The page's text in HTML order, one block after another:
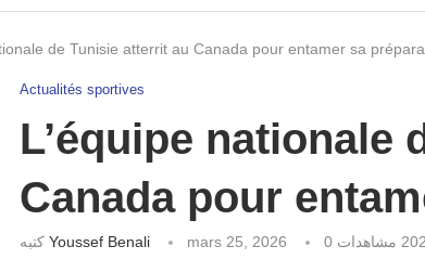
de Tunisie atterrit au Canada pour entamer sa
Actualités sportives
L’équipe nationale
Canada pour
كتبه Youssef Benali mars 25, 2026 202 مشاهدات